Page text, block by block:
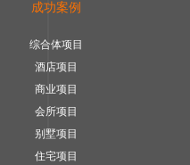
成功案例
综合体项目
酒店项目
商业项目
会所项目
别墅项目
住宅项目